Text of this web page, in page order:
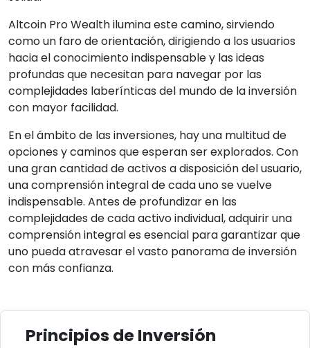
Altcoin Pro Wealth ilumina este camino, sirviendo
como un faro de orientación, dirigiendo a los usuarios
hacia el conocimiento indispensable y las ideas
profundas que necesitan para navegar por las
complejidades laberínticas del mundo de la inversión
con mayor facilidad.
En el ámbito de las inversiones, hay una multitud de
opciones y caminos que esperan ser explorados. Con
una gran cantidad de activos a disposición del usuario,
una comprensión integral de cada uno se vuelve
indispensable. Antes de profundizar en las
complejidades de cada activo individual, adquirir una
comprensión integral es esencial para garantizar que
uno pueda atravesar el vasto panorama de inversión
con más confianza.
Principios de Inversión